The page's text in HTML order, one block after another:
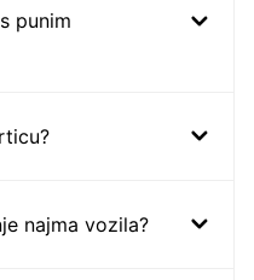
punim
najma vozila?